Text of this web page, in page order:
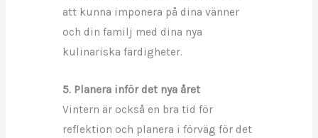
att kunna imponera på dina vänner
och din familj med dina nya
kulinariska färdigheter.
5. Planera inför det nya året
Vintern är också en bra tid för
reflektion och planera i förväg för det